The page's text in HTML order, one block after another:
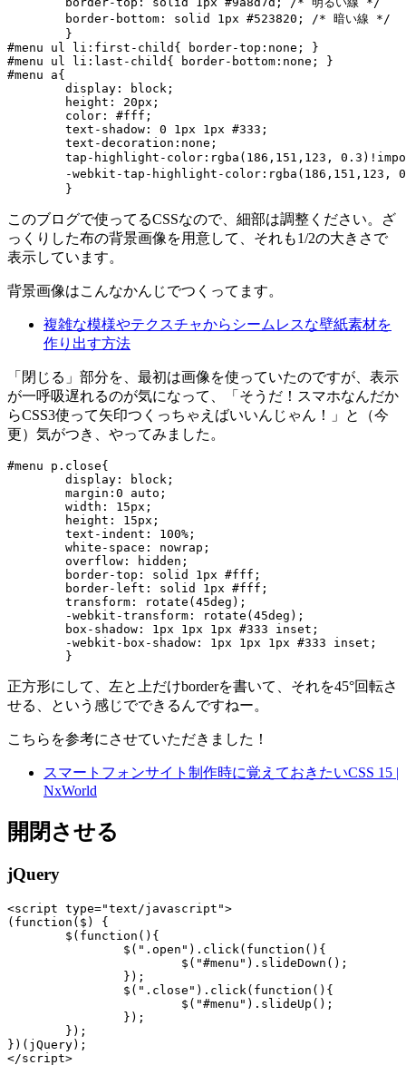
#menu ul li:first-child{ border-top:none; }
#menu ul li:last-child{ border-bottom:none; }
#menu a{
このブログで使ってるCSSなので、細部は調整ください。ざ
っくりした布の背景画像を用意して、それも1/2の大きさで
表示しています。
背景画像はこんなかんじでつくってます。
複雑な模様やテクスチャからシームレスな壁紙素材を
作り出す方法
「閉じる」部分を、最初は画像を使っていたのですが、表示
が一呼吸遅れるのが気になって、「そうだ！スマホなんだか
らCSS3使って矢印つくっちゃえばいいんじゃん！」と（今
更）気がつき、やってみました。
#menu p.close{
正方形にして、左と上だけborderを書いて、それを45°回転さ
せる、という感じでできるんですねー。
こちらを参考にさせていただきました！
スマートフォンサイト制作時に覚えておきたいCSS 15 |
NxWorld
開閉させる
jQuery
<script type="text/javascript">
(function($) {
})(jQuery);